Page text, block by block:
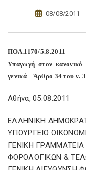
08/08/2011
ΠΟΛ.1170/5.8.2011
Υπαγωγή στον
γενικά – Άρθρο 34 του
Αθήνα, 05.08.2011
ΕΛΛΗΝΙΚΗ
ΥΠΟΥΡΓΕΙΟ
ΓΕΝΙΚΗ ΓΡΑΜΜΑΤΕΙΑ
ΦΟΡΟΛΟΓΙΚΩΝ &